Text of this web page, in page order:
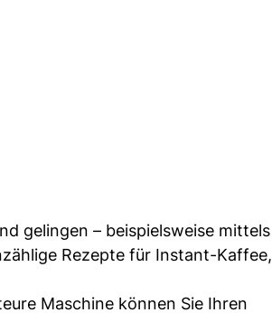
gelingen – beispielsweise mittels
Rezepte für Instant-Kaffee,
Maschine können Sie Ihren